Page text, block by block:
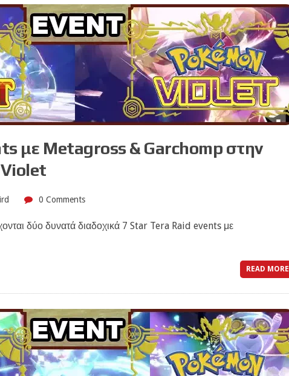
με Metagross & Garchomp στην
0 Comments
δύο δυνατά διαδοχικά 7 Star Tera Raid events με
READ MORE